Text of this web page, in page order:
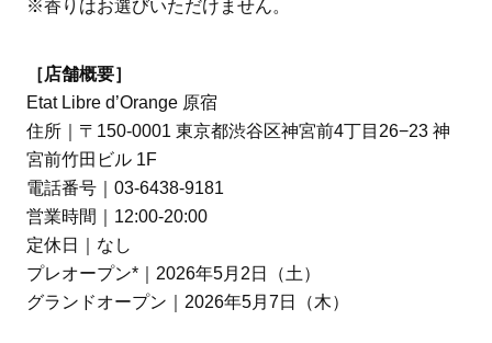
※香りはお選びいただけません。
［店舗概要］
Etat Libre d’Orange 原宿
住所｜〒150-0001 東京都渋谷区神宮前4丁目26−23 神
宮前竹田ビル 1F
電話番号｜03-6438-9181
営業時間｜12:00-20:00
定休日｜なし
プレオープン*｜2026年5月2日（土）
グランドオープン｜2026年5月7日（木）